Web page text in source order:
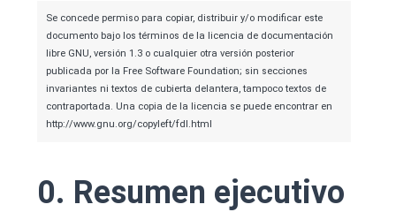
Se concede permiso para copiar, distribuir y/o modificar este
documento bajo los términos de la licencia de documentación
libre GNU, versión 1.3 o cualquier otra versión posterior
publicada por la Free Software Foundation; sin secciones
invariantes ni textos de cubierta delantera, tampoco textos de
contraportada. Una copia de la licencia se puede encontrar en
http://www.gnu.org/copyleft/fdl.html
0. Resumen ejecutivo